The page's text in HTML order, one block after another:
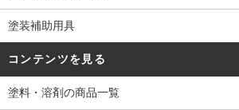
塗装補助用具
コンテンツを見る
塗料・溶剤の商品一覧